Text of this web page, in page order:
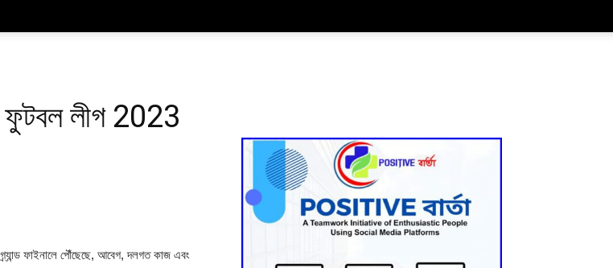
ফুটবল লীগ 2023
ফাইনালে পৌঁছেছে, আবেগ, দলগত কাজ এবং